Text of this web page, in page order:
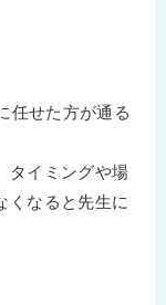
任せた方が通る
イミングや場
くなると先生に